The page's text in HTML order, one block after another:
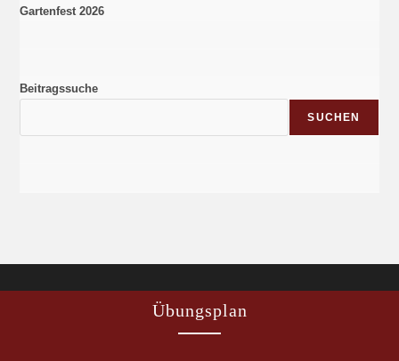
Gartenfest 2026
Beitragssuche
SUCHEN
Übungsplan